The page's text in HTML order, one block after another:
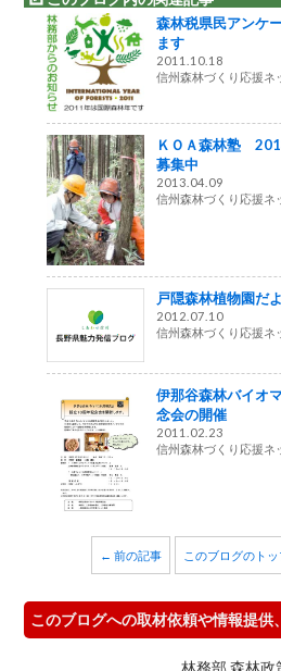
森林税県民アンケ
ます
2011.10.18
信州森林づくり応援ネ
ＫＯＡ森林塾
募集中
2013.04.09
信州森林づくり応援ネ
戸隠森林植物園だ
2012.07.10
信州森林づくり応援ネ
伊那谷森林バイオ
念会の開催
2011.02.23
信州森林づくり応援ネ
← 前の記事 このブログのトッ
このブログへの取材依頼や情報提供
林務部 森林政